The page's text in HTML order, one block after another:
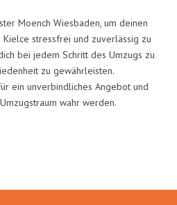
Moench Wiesbaden, um deinen
stressfrei und zuverlässig zu
bei jedem Schritt des Umzugs zu
zu gewährleisten.
ein unverbindliches Angebot und
wahr werden.